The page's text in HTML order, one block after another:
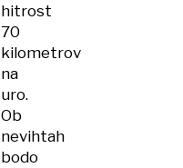
hitrost
70
kilometrov
na
uro.
Ob
nevihtah
bodo